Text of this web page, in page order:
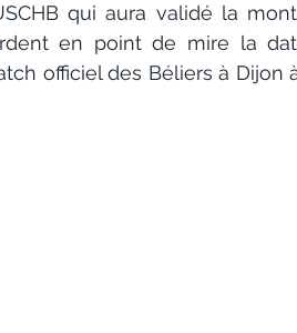
qui aura validé la
en point de mire la
officiel des Béliers à Dijon